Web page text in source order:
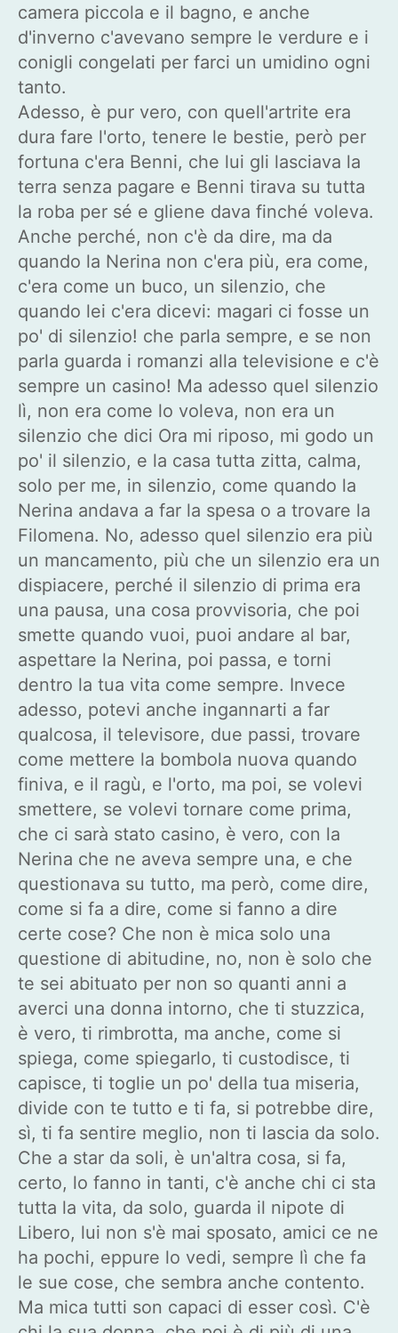
camera piccola e il bagno, e anche
d'inverno c'avevano sempre le verdure e i
conigli congelati per farci un umidino ogni
tanto.
Adesso, è pur vero, con quell'artrite era
dura fare l'orto, tenere le bestie, però per
fortuna c'era Benni, che lui gli lasciava la
terra senza pagare e Benni tirava su tutta
la roba per sé e gliene dava finché voleva.
Anche perché, non c'è da dire, ma da
quando la Nerina non c'era più, era come,
c'era come un buco, un silenzio, che
quando lei c'era dicevi: magari ci fosse un
po' di silenzio! che parla sempre, e se non
parla guarda i romanzi alla televisione e c'è
sempre un casino! Ma adesso quel silenzio
lì, non era come lo voleva, non era un
silenzio che dici Ora mi riposo, mi godo un
po' il silenzio, e la casa tutta zitta, calma,
solo per me, in silenzio, come quando la
Nerina andava a far la spesa o a trovare la
Filomena. No, adesso quel silenzio era più
un mancamento, più che un silenzio era un
dispiacere, perché il silenzio di prima era
una pausa, una cosa provvisoria, che poi
smette quando vuoi, puoi andare al bar,
aspettare la Nerina, poi passa, e torni
dentro la tua vita come sempre. Invece
adesso, potevi anche ingannarti a far
qualcosa, il televisore, due passi, trovare
come mettere la bombola nuova quando
finiva, e il ragù, e l'orto, ma poi, se volevi
smettere, se volevi tornare come prima,
che ci sarà stato casino, è vero, con la
Nerina che ne aveva sempre una, e che
questionava su tutto, ma però, come dire,
come si fa a dire, come si fanno a dire
certe cose? Che non è mica solo una
questione di abitudine, no, non è solo che
te sei abituato per non so quanti anni a
averci una donna intorno, che ti stuzzica,
è vero, ti rimbrotta, ma anche, come si
spiega, come spiegarlo, ti custodisce, ti
capisce, ti toglie un po' della tua miseria,
divide con te tutto e ti fa, si potrebbe dire,
sì, ti fa sentire meglio, non ti lascia da solo.
Che a star da soli, è un'altra cosa, si fa,
certo, lo fanno in tanti, c'è anche chi ci sta
tutta la vita, da solo, guarda il nipote di
Libero, lui non s'è mai sposato, amici ce ne
ha pochi, eppure lo vedi, sempre lì che fa
le sue cose, che sembra anche contento.
Ma mica tutti son capaci di esser così. C'è